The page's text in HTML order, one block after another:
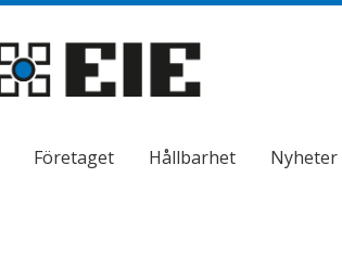
Företaget Hållbarhet Nyheter